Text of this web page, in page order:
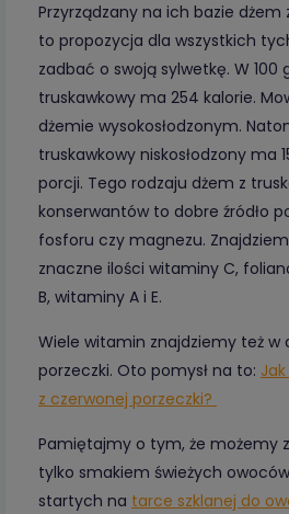
Przyrządzany na ich bazie
to propozycja dla wszystkich
zadbać o swoją sylwetkę. W
truskawkowy ma 254 kalorie.
dżemie wysokosłodzonym.
truskawkowy niskosłodzony ma
porcji. Tego rodzaju dżem z
konserwantów to dobre źródło
fosforu czy magnezu.
znaczne ilości witaminy C,
B, witaminy A i E.
Wiele witamin znajdziemy też w
porzeczki. Oto pomysł na to:
z czerwonej porzeczki?
Pamiętajmy o tym, że możemy
tylko smakiem świeżych
startych na tarce szklanej do